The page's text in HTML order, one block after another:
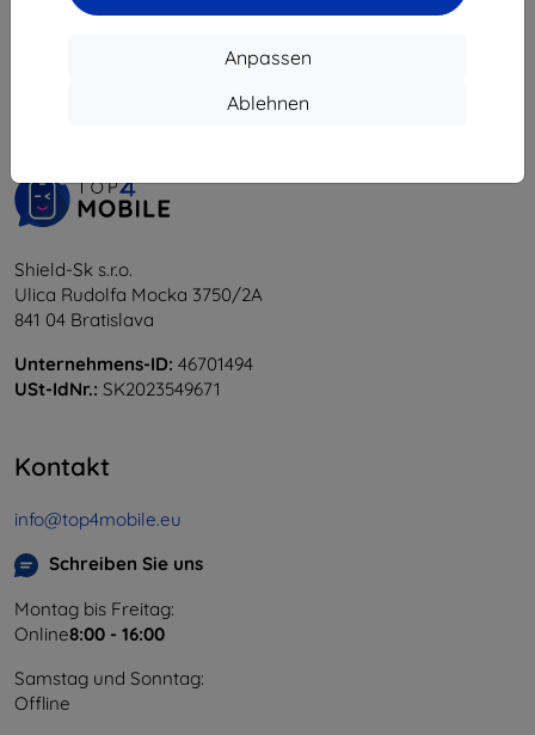
Anpassen
Ablehnen
vom ganzen5.
Shield-Sk s.r.o.
Ulica Rudolfa Mocka 3750/2A
841 04 Bratislava
Unternehmens-ID: 46701494
USt-IdNr.: SK2023549671
Kontakt
info@top4mobile.eu
Schreiben Sie uns
Montag bis Freitag:
Online8:00 - 16:00
Samstag und Sonntag:
Offline